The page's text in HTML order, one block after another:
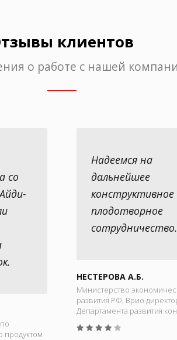
клиентов
о работе с нашей
со
продуктом
Надеемся на
дальнейшее
конструктивное
плодотворное
сотрудничество.
НЕСТЕРОВА А.Б.
Министерство
развития РФ, Врио
Департамента развития